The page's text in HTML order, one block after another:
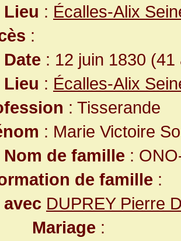
Lieu : Écalles-Alix
:
Date : 12 juin 1830 (41
Lieu : Écalles-Alix
: Tisserande
: Marie Victoire
Nom de famille :
de famille :
avec DUPREY Pierre
Mariage :